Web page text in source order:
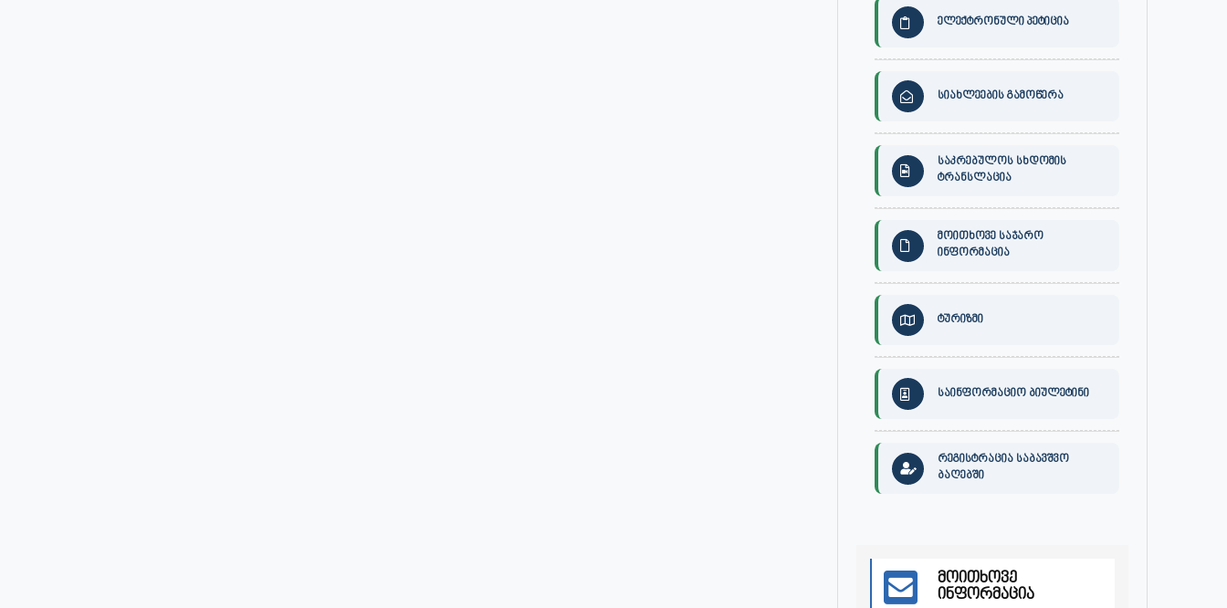
ელექტრონული პეტიცია
სიახლეების გამოწერა
საკრებულოს სხდომის
ტრანსლაცია
მოითხოვე საჯარო
ინფორმაცია
ტურიზმი
საინფორმაციო ბიულეტინი
რეგისტრაცია საბავშვო
ბაღებში
მოითხოვე
ინფორმაცია